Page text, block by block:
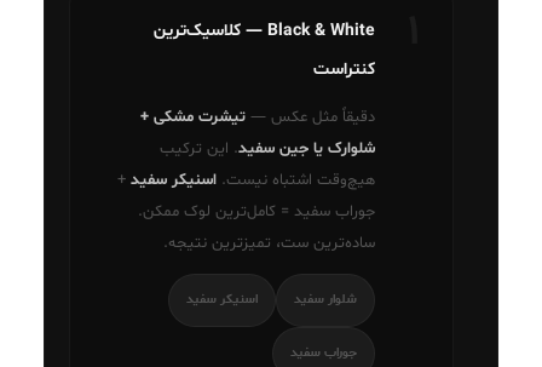
Black & White — کلاسیک‌ترین
کنتراست
دقیقاً مثل عکس — تیشرت مشکی +
شلوارک یا جین سفید. این ترکیب
هیچ‌وقت اشتباه نیست. اسنیکر سفید +
جوراب سفید = کامل‌ترین لوک ممکن.
ساده‌ترین ست، تمیزترین نتیجه.
شلوار سفید اسنیکر سفید
جوراب سفید